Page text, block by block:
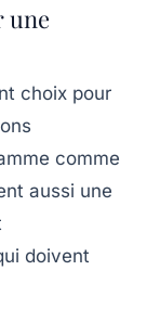
une
choix pour
comme
aussi une
doivent